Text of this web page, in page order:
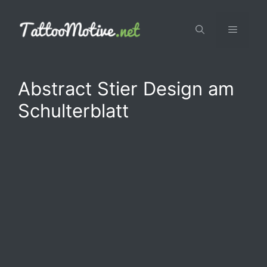
Inhalt
springen
Menü
Abstract Stier Design am
Schulterblatt